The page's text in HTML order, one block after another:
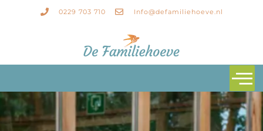
0229 703 710 Info@defamiliehoeve.nl